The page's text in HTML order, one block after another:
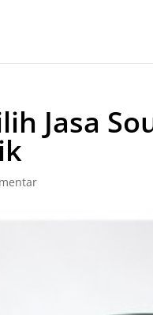
Jasa